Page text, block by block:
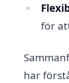
för
har